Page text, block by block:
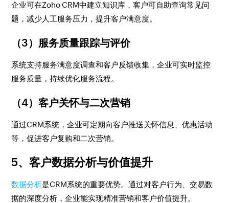
企业可在Zoho CRM中建立知识库，客户可自助查询常见问
题，减少人工服务压力，提升客户满意度。
（3）服务质量跟踪与评价
系统支持服务满意度调查和客户反馈收集，企业可实时监控
服务质量，持续优化服务流程。
（4）客户关怀与二次营销
通过CRM系统，企业可定期向客户推送关怀信息、优惠活动
等，促进客户复购和二次营销。
5、客户数据分析与价值提升
数据分析是CRM系统的重要优势。通过对客户行为、交易数
据的深度分析，企业能实现精准营销和客户价值提升。